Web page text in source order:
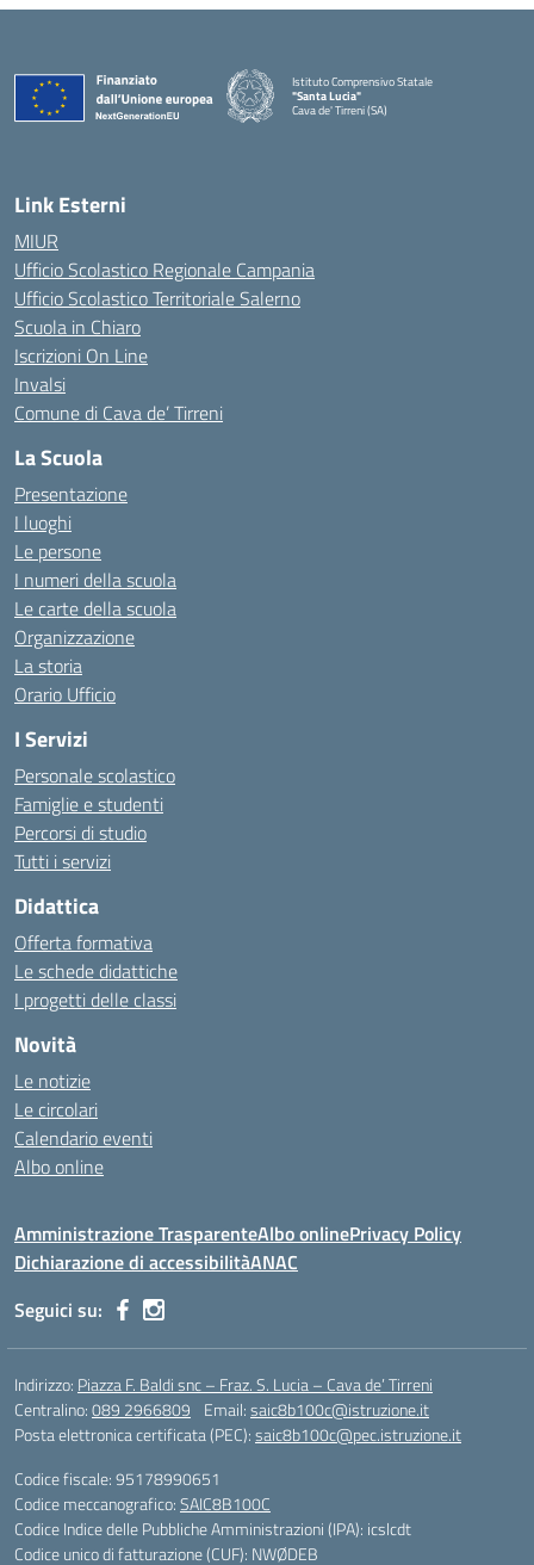
Istituto Comprensivo Statale
"Santa Lucia"
Cava de' Tirreni (SA)
Link Esterni
MIUR
Ufficio Scolastico Regionale Campania
Ufficio Scolastico Territoriale Salerno
Scuola in Chiaro
Iscrizioni On Line
Invalsi
Comune di Cava de’ Tirreni
La Scuola
Presentazione
I luoghi
Le persone
I numeri della scuola
Le carte della scuola
Organizzazione
La storia
Orario Ufficio
I Servizi
Personale scolastico
Famiglie e studenti
Percorsi di studio
Tutti i servizi
Didattica
Offerta formativa
Le schede didattiche
I progetti delle classi
Novità
Le notizie
Le circolari
Calendario eventi
Albo online
Amministrazione TrasparenteAlbo onlinePrivacy Policy
Dichiarazione di accessibilitàANAC
Seguici su:
Indirizzo: Piazza F. Baldi snc – Fraz. S. Lucia – Cava de’ Tirreni
Centralino:089 2966809 Email:saic8b100c@istruzione.it
Posta elettronica certificata (PEC):saic8b100c@pec.istruzione.it
Codice fiscale: 95178990651
Codice meccanografico:SAIC8B100C
Codice Indice delle Pubbliche Amministrazioni (IPA): icslcdt
Codice unico di fatturazione (CUF): NWØDEB